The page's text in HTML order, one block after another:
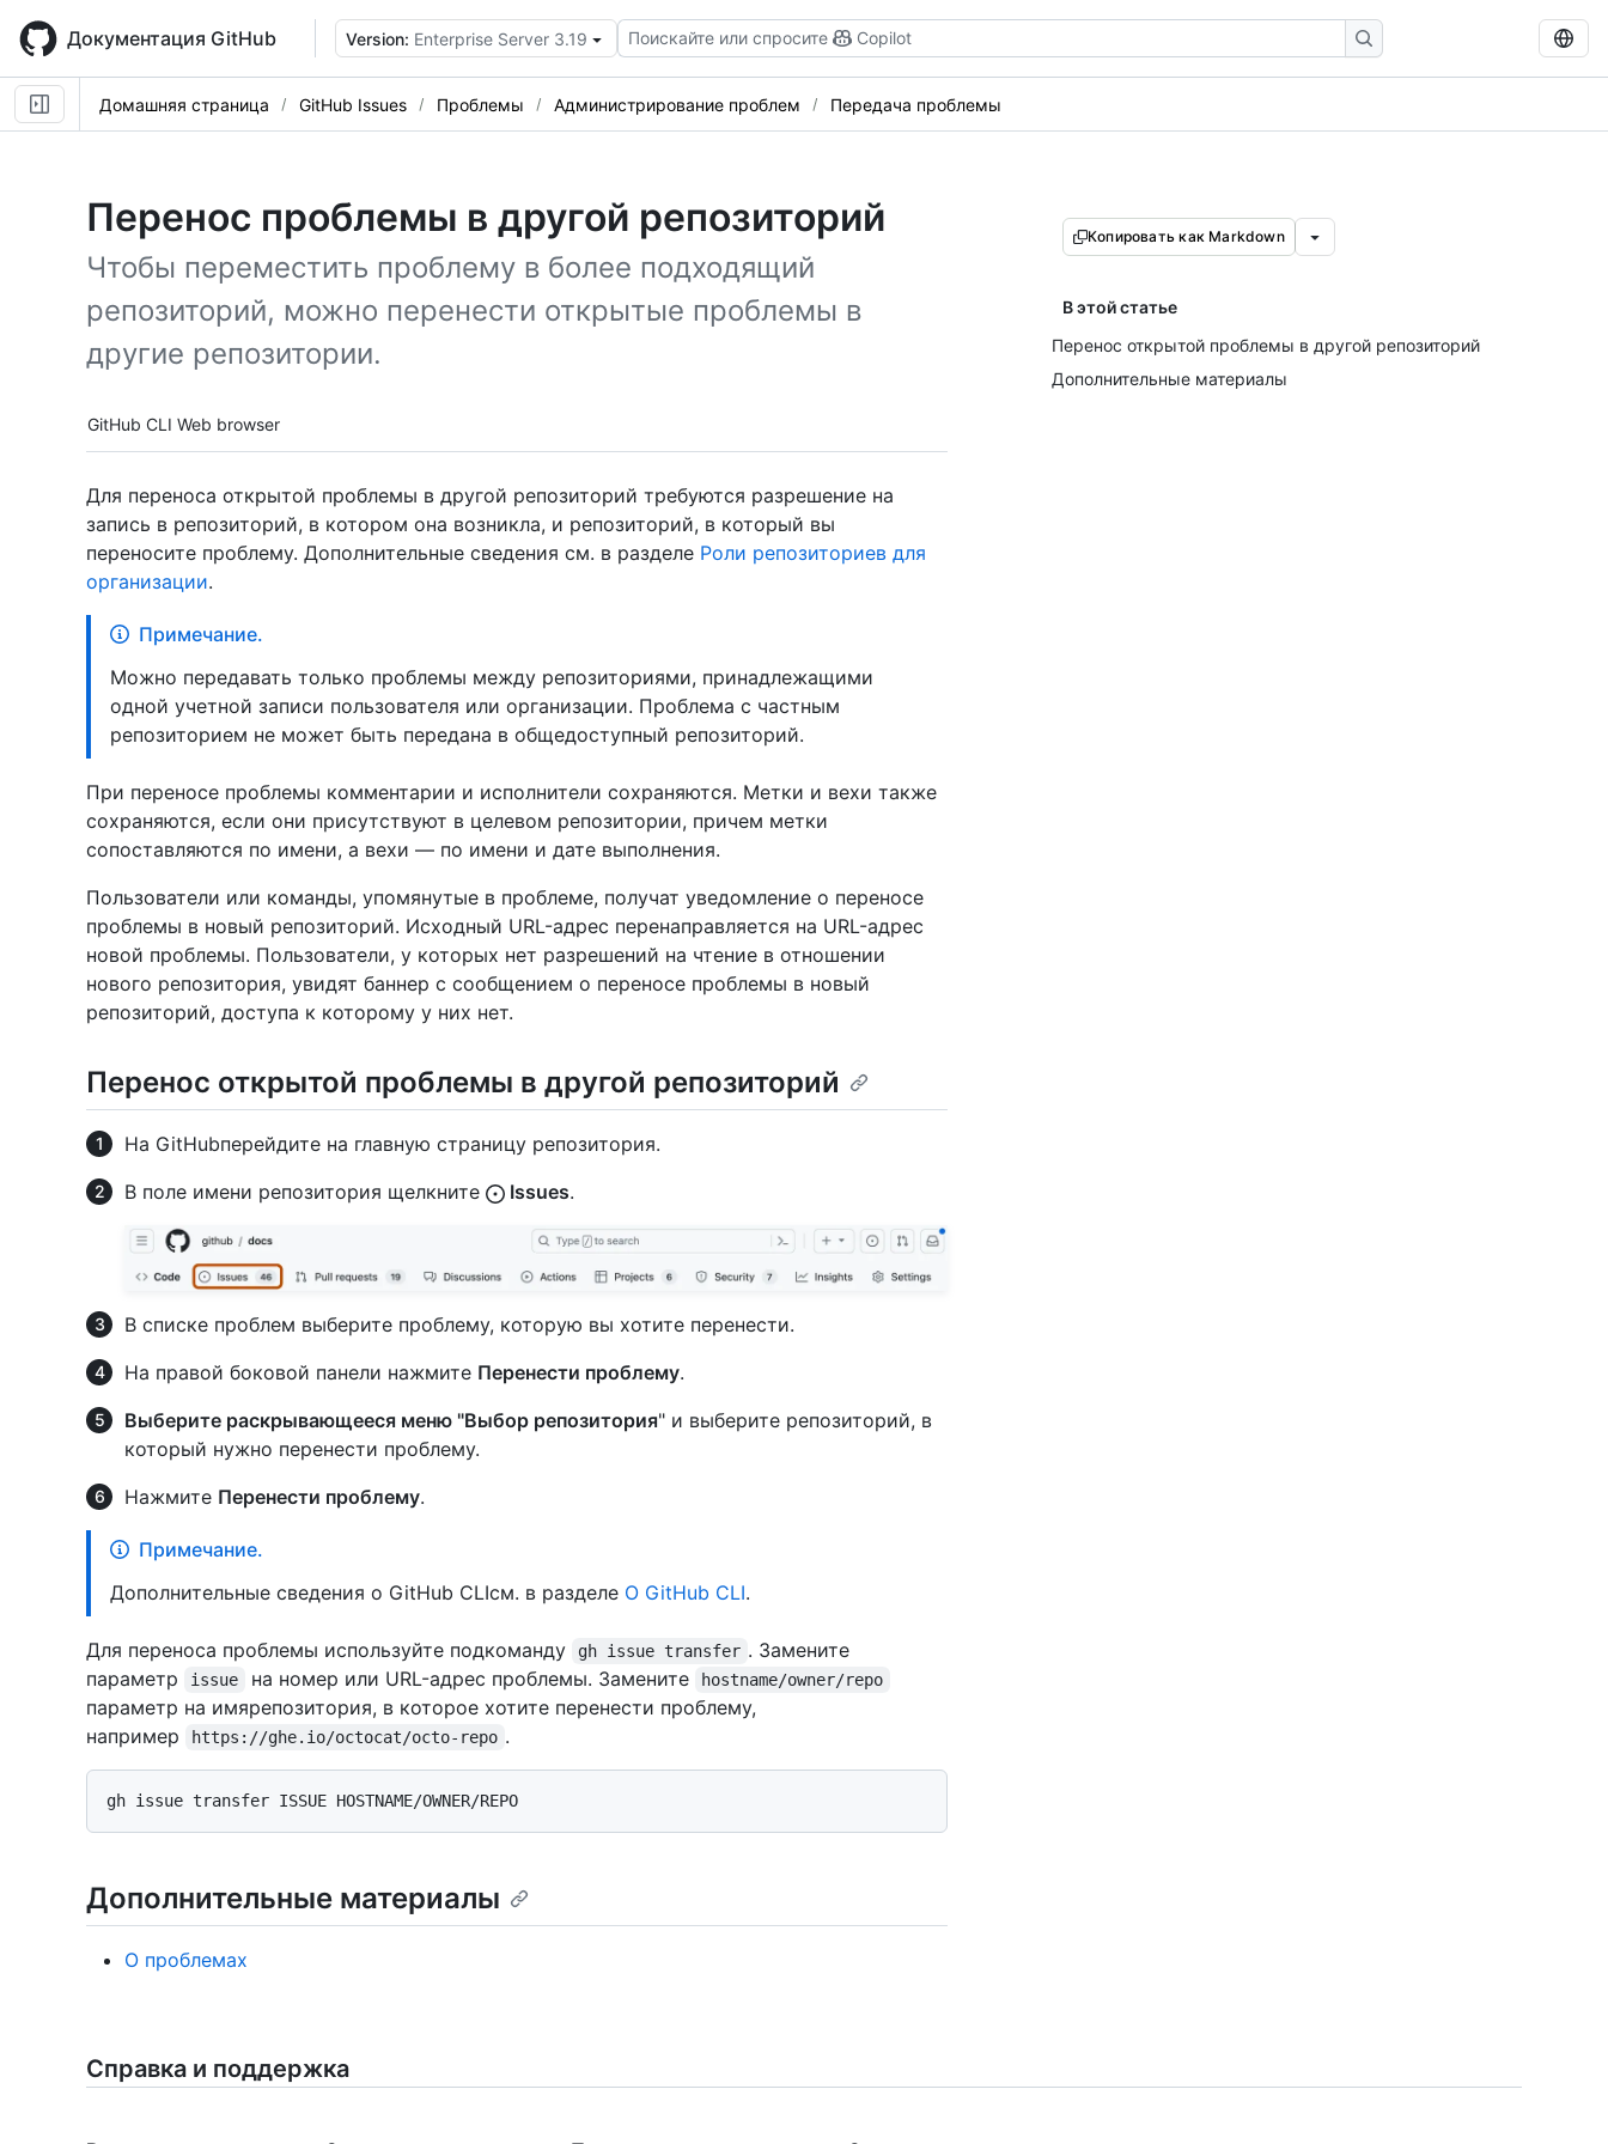
main
content
Документация GitHub Version: Enterprise Server 3.19 Поискайте или спросите Copilot
Домашняя страница GitHub Issues Проблемы Администрирование проблем Передача проблемы
Перенос проблемы в другой репозиторий
Чтобы переместить проблему в более подходящий
репозиторий, можно перенести открытые проблемы в
другие репозитории.
Tool navigation
GitHub CLI Web browser
Копировать как Markdown
В этой статье
Перенос открытой проблемы в другой репозиторий
Дополнительные материалы
Для переноса открытой проблемы в другой репозиторий требуются разрешение на
запись в репозиторий, в котором она возникла, и репозиторий, в который вы
переносите проблему. Дополнительные сведения см. в разделе Роли репозиториев для
организации.
Примечание.
Можно передавать только проблемы между репозиториями, принадлежащими
одной учетной записи пользователя или организации. Проблема с частным
репозиторием не может быть передана в общедоступный репозиторий.
При переносе проблемы комментарии и исполнители сохраняются. Метки и вехи также
сохраняются, если они присутствуют в целевом репозитории, причем метки
сопоставляются по имени, а вехи — по имени и дате выполнения.
Пользователи или команды, упомянутые в проблеме, получат уведомление о переносе
проблемы в новый репозиторий. Исходный URL-адрес перенаправляется на URL-адрес
новой проблемы. Пользователи, у которых нет разрешений на чтение в отношении
нового репозитория, увидят баннер с сообщением о переносе проблемы в новый
репозиторий, доступа к которому у них нет.
Перенос открытой проблемы в другой репозиторий
На GitHubперейдите на главную страницу репозитория.
В поле имени репозитория щелкните
Issues.
В списке проблем выберите проблему, которую вы хотите перенести.
На правой боковой панели нажмите Перенести проблему.
Выберите раскрывающееся меню "Выбор репозитория" и выберите репозиторий, в
который нужно перенести проблему.
Нажмите Перенести проблему.
Примечание.
Дополнительные сведения о GitHub CLIсм. в разделе О GitHub CLI.
Для переноса проблемы используйте подкоманду gh issue transfer . Замените
параметр
issue на номер или URL-адрес проблемы. Замените hostname/owner/repo
параметр на имярепозитория, в которое хотите перенести проблему,
например
https://ghe.io/octocat/octo-repo .
Дополнительные материалы
О проблемах
Справка и поддержка